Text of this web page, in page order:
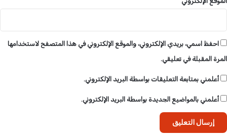
ي
د
ة
احفظ اسمي، بريدي الإلكتروني، والموقع الإلكتروني في هذا المتصفح لاستخدامها
المرة المقبلة في تعليقي.
أعلمني بمتابعة التعليقات بواسطة البريد الإلكتروني.
أعلمني بالمواضيع الجديدة بواسطة البريد الإلكتروني.